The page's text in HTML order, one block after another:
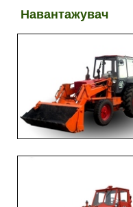
Навантажувач